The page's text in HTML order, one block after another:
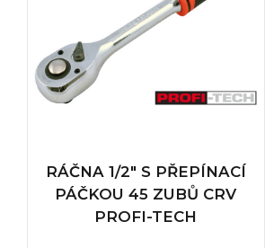
RÁČNA 1/2" S PŘEPÍNACÍ
PÁČKOU 45 ZUBŮ CRV
PROFI-TECH